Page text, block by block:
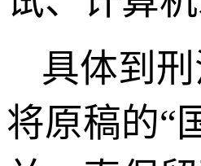
具体到
将原稿的“